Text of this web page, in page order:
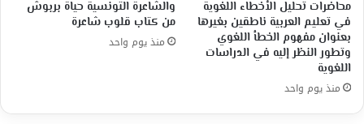
محاضرات تحليل الأخطاء اللغوية
في تعليم العربية ناطقين بغيرها
بعنوان مفهوم الخطأ اللغوي
وتطور النظر إليه في الدراسات
اللغوية
منذ يوم واحد
والشاعرة التونسية حياة بربوش
من كتاب قلوب شاعرة
منذ يوم واحد